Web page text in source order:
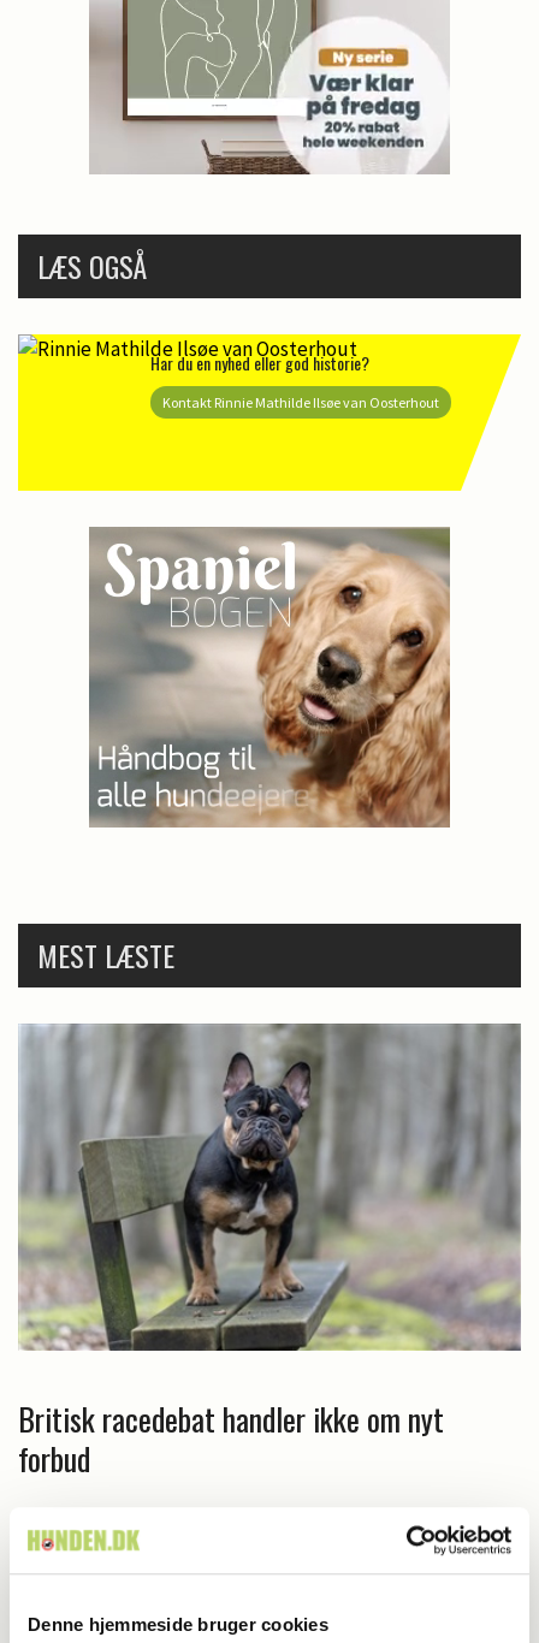
Denne hjemmeside bruger cookies
LÆS OGSÅ
Har du en nyhed eller god historie?
Kontakt Rinnie Mathilde Ilsøe van Oosterhout
MEST LÆSTE
Britisk racedebat handler ikke om nyt
forbud